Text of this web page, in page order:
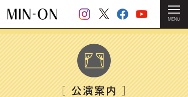
MENU
HOME ＞ 公演案内
［公演案内］